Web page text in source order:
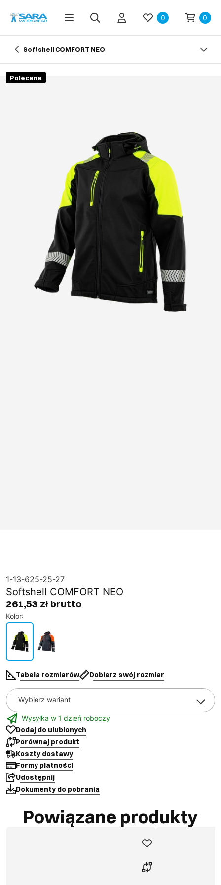
0 0
Softshell COMFORT NEO
Polecane
1-13-625-25-27
Softshell COMFORT NEO
261,53 zł brutto
Kolor:
Tabela rozmiarów Dobierz swój rozmiar
Wybierz wariant
Wysyłka w 1 dzień roboczy
Dodaj do ulubionych
Porównaj produkt
Koszty dostawy
Formy płatności
Udostępnij
Dokumenty do pobrania
Powiązane produkty